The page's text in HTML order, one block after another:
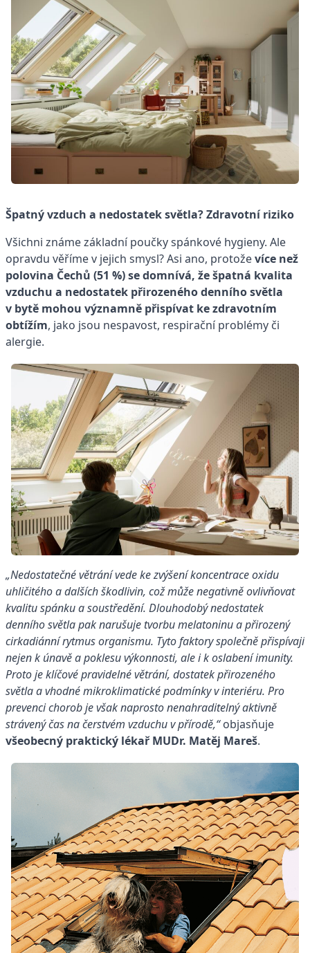
Špatný vzduch a nedostatek světla? Zdravotní riziko
Všichni známe základní poučky spánkové hygieny. Ale
opravdu věříme v jejich smysl? Asi ano, protoževíce než
polovina Čechů (51 %) se domnívá, že špatná kvalita
vzduchu a nedostatek přirozeného denního světla
v bytě mohou významně přispívat ke zdravotním
obtížím, jako jsou nespavost, respirační problémy či
alergie.
„Nedostatečné větrání vede ke zvýšení koncentrace oxidu
uhličitého a dalších škodlivin, což může negativně ovlivňovat
kvalitu spánku a soustředění. Dlouhodobý nedostatek
denního světla pak narušuje tvorbu melatoninu a přirozený
cirkadiánní rytmus organismu. Tyto faktory společně přispívají
nejen k únavě a poklesu výkonnosti, ale i k oslabení imunity.
Proto je klíčové pravidelné větrání, dostatek přirozeného
světla a vhodné mikroklimatické podmínky v interiéru. Pro
prevenci chorob je však naprosto nenahraditelný aktivně
strávený čas na čerstvém vzduchu v přírodě,“objasňuje
všeobecný praktický lékař MUDr. Matěj Mareš.